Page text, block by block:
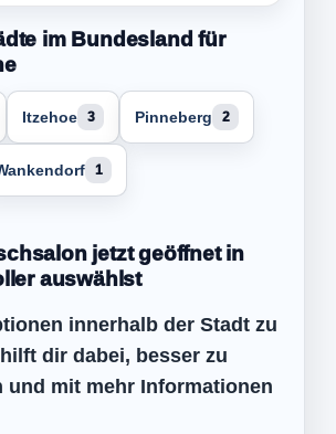
im Bundesland für
Itzehoe 3 Pinneberg 2
1
jetzt geöffnet in
auswählst
innerhalb der Stadt zu
dir dabei, besser zu
und mit mehr Informationen